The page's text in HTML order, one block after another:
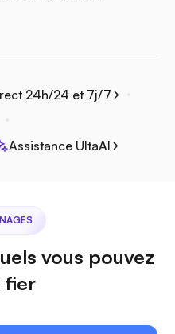
24h/24 et 7j/7
Assistance UltaAI
vous pouvez
fier